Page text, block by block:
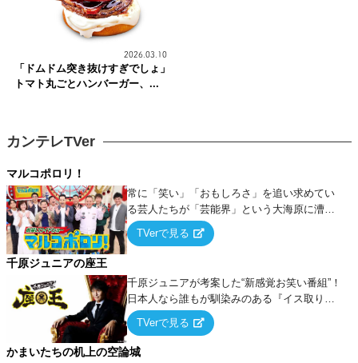
2026.03.10
「ドムドム突き抜けすぎでしょ」
トマト丸ごとハンバーガー、...
カンテレTVer
マルコポロリ！
常に「笑い」「おもしろさ」を追い求めてい
る芸人たちが「芸能界」という大海原に漕ぎ
出でて、新たなオモシロ人間を発掘する！
TVerで見る
千原ジュニアの座王
千原ジュニアが考案した“新感覚お笑い番組”！
日本人なら誰もが馴染みのある『イス取りゲ
ーム』をベースに、大喜利・ギャグ・モノボ
ケ・歌…など様々なお題で芸人がショートネ
タを競い合う！
TVerで見る
かまいたちの机上の空論城